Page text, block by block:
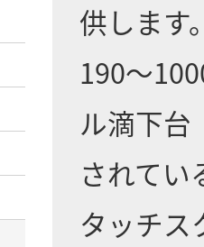
供します
190～
ル滴下台
されてい
タッチス